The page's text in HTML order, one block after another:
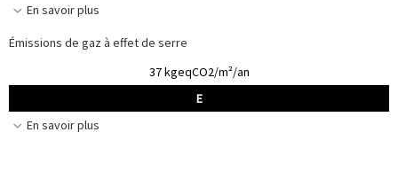
En savoir plus
Émissions de gaz à effet de serre
37 kgeqCO2/m²/an
E
En savoir plus